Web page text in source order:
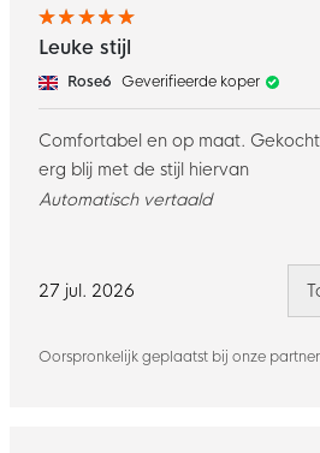
27 jul. 2026
Oorspronkelijk geplaatst bij onze
Leuke stijl
Rose6 Geverifieerde koper
Comfortabel en op maat.
erg blij met de stijl hiervan
Automatisch vertaald